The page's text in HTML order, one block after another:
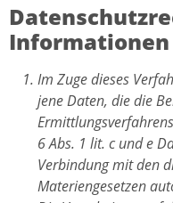
Informationen
Im Zuge dieses
jene Daten, die die
6 Abs. 1 lit. c und e
Verbindung mit den
Materiengesetzen